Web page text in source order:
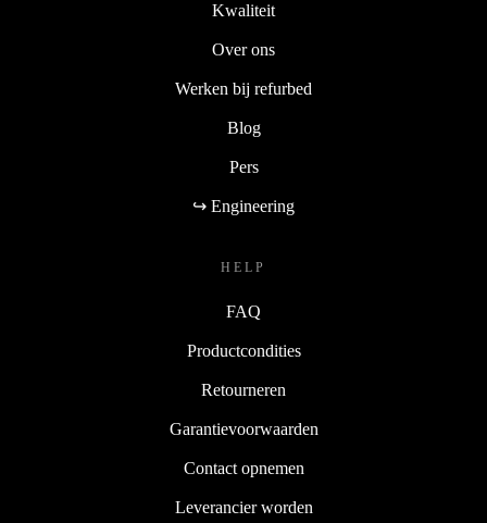
Kwaliteit
Over ons
Werken bij refurbed
Blog
Pers
↪ Engineering
HELP
FAQ
Productcondities
Retourneren
Garantievoorwaarden
Contact opnemen
Leverancier worden